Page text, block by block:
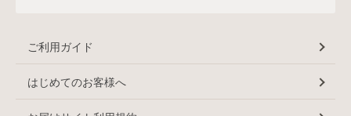
ご利用ガイド
はじめてのお客様へ